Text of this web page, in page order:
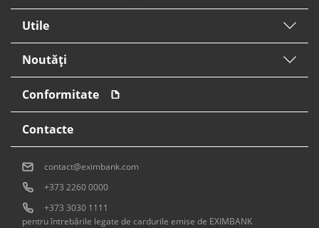
Utile
Noutăți
Conformitate
Contacte
contact@eximbank.com
+373 2260 0000
+373 3030 1111
pentru întrebările legate de cardurile emise de EXIMBANK